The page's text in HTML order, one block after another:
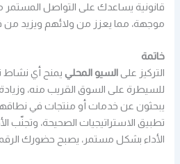
قانونية يساعدك على التواصل
موجهة، مما يعزز من ولائهم ويزيد من
خاتمة
التركيز علىالسيو المحلي يمنح أي نشاط
للسيطرة على السوق القريب منه،
يبحثون عن خدمات أو منتجات في
تطبيق الاستراتيجيات الصحيحة، وتجنّب
الأداء بشكل مستمر، يصبح حضورك